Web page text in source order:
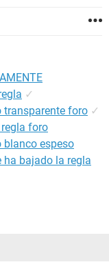
✓
transparente foro ✓
foro
blanco espeso
bajado la regla